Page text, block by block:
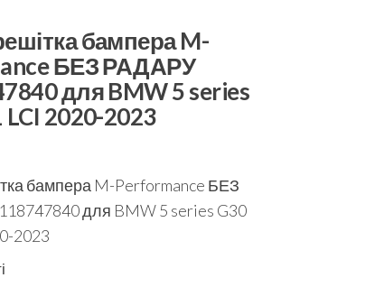
бампера M-
БЕЗ РАДАРУ
для BMW 5 series
LCI 2020-2023
бампера M-Performance БЕЗ
для BMW 5 series G30
2023